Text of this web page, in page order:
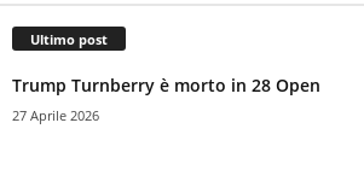
Ultimo post
Trump Turnberry è morto in 28 Open
27 Aprile 2026